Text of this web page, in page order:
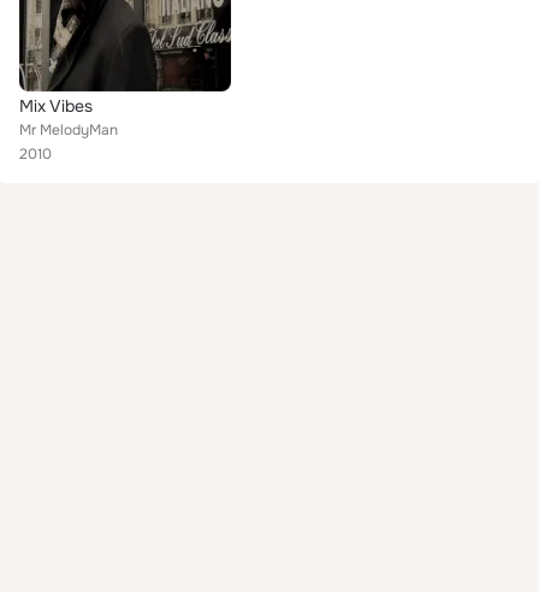
Mix Vibes
Mr MelodyMan
2010